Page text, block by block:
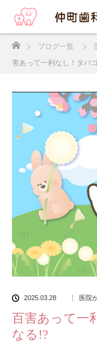
ブログ一覧
害あって一利なし！タバ
2025.03.28 医院
百害あって一
なる!?